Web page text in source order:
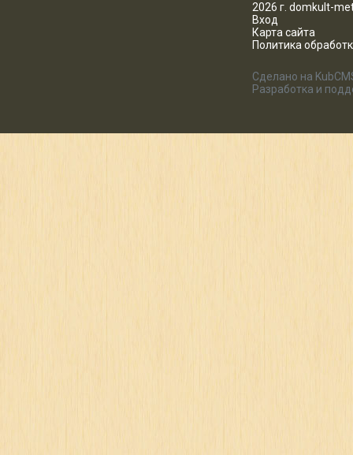
2026 г. domkult-
Вход
Карта сайта
Политика
Сделано на
Разработка и